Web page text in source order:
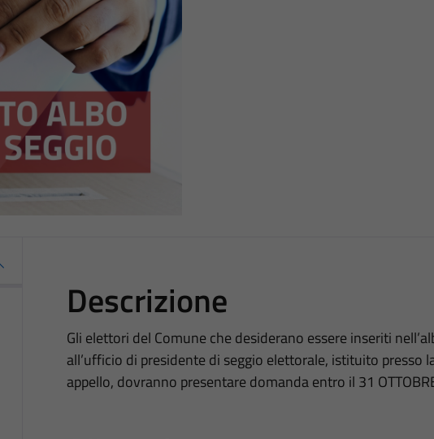
Descrizione
Gli elettori del Comune che desiderano essere inseriti
all’ufficio di presidente di seggio elettorale, istituito presso
appello, dovranno presentare domanda entro il 31